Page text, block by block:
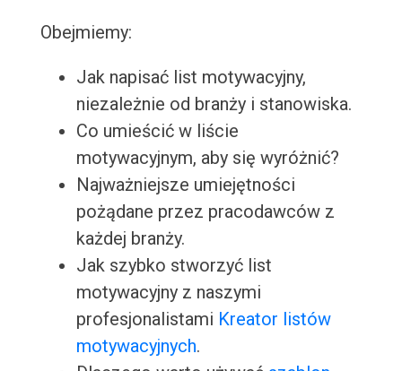
Obejmiemy:
Jak napisać list motywacyjny,
niezależnie od branży i stanowiska.
Co umieścić w liście
motywacyjnym, aby się wyróżnić?
Najważniejsze umiejętności
pożądane przez pracodawców z
każdej branży.
Jak szybko stworzyć list
motywacyjny z naszymi
profesjonalistami Kreator listów
motywacyjnych.